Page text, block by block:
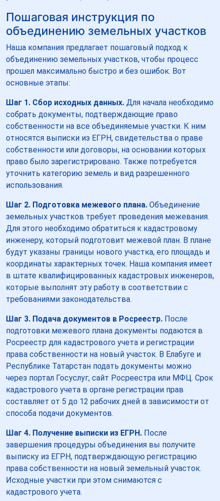
Пошаговая инструкция по
объединению земельных участков
Наша компания предлагает пошаговый подход к
объединению земельных участков, чтобы процесс
прошел максимально быстро и без ошибок. Вот
основные этапы:
Шаг 1. Сбор исходных данных. Для начала необходимо
собрать документы, подтверждающие право
собственности на все объединяемые участки. К ним
относятся выписки из ЕГРН, свидетельства о праве
собственности или договоры, на основании которых
право было зарегистрировано. Также потребуется
уточнить категорию земель и вид разрешенного
использования.
Шаг 2. Подготовка межевого плана. Объединение
земельных участков требует проведения межевания.
Для этого необходимо обратиться к кадастровому
инженеру, который подготовит межевой план. В плане
будут указаны границы нового участка, его площадь и
координаты характерных точек. Наша компания имеет
в штате квалифицированных кадастровых инженеров,
которые выполнят эту работу в соответствии с
требованиями законодательства.
Шаг 3. Подача документов в Росреестр. После
подготовки межевого плана документы подаются в
Росреестр для кадастрового учета и регистрации
права собственности на новый участок. В Елабуге и
Республике Татарстан подать документы можно
через портал Госуслуг, сайт Росреестра или МФЦ. Срок
кадастрового учета в органе регистрации прав
составляет от 5 до 12 рабочих дней в зависимости от
способа подачи документов.
Шаг 4. Получение выписки из ЕГРН. После
завершения процедуры объединения вы получите
выписку из ЕГРН, подтверждающую регистрацию
права собственности на новый земельный участок.
Исходные участки при этом снимаются с
кадастрового учета.